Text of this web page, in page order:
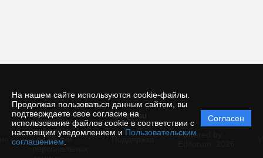
На нашем сайте используются cookie-файлы.
Продолжая пользоваться данным сайтом, вы
подтверждаете свое согласие на
использование файлов cookie в соответствии с
настоящим уведомлением и Пользовательским
соглашением
Согласен
© qje.su
Политика
защиты и
обработки
Powered by